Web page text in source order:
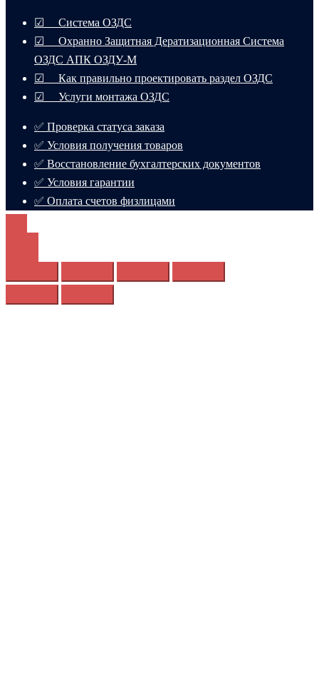
☑ Система ОЗДС
☑ Охранно Защитная Дератизационная Система
ОЗДС АПК ОЗДУ-М
☑ Как правильно проектировать раздел ОЗДС
☑ Услуги монтажа ОЗДС
✅ Проверка статуса заказа
✅ Условия получения товаров
✅ Восстановление бухгалтерских документов
✅ Условия гарантии
✅ Оплата счетов физлицами